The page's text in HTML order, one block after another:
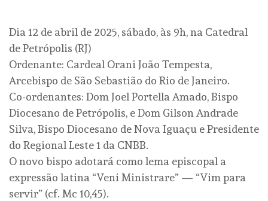
Dia 12 de abril de 2025, sábado, às 9h, na Catedral
de Petrópolis (RJ)
Ordenante: Cardeal Orani João Tempesta,
Arcebispo de São Sebastião do Rio de Janeiro.
Co-ordenantes: Dom Joel Portella Amado, Bispo
Diocesano de Petrópolis, e Dom Gilson Andrade
Silva, Bispo Diocesano de Nova Iguaçu e Presidente
do Regional Leste 1 da CNBB.
O novo bispo adotará como lema episcopal a
expressão latina “Veni Ministrare” — “Vim para
servir” (cf. Mc 10,45).